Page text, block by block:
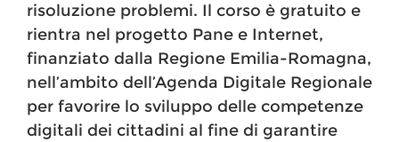
risoluzione problemi. Il corso è gratuito e
rientra nel progetto Pane e Internet,
finanziato dalla Regione Emilia-Romagna,
nell’ambito dell’Agenda Digitale Regionale
per favorire lo sviluppo delle competenze
digitali dei cittadini al fine di garantire